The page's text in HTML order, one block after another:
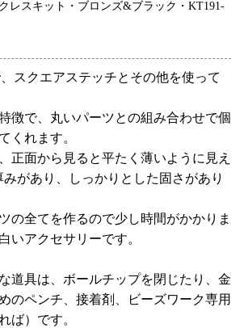
レスキット・ブロンズ&ブラック・KT191-
スクエアステッチとその他を使って
徴で、丸いパーツとの組み合わせで個
くれます。
正面から見ると平たく薄いように見え
みがあり、しっかりとした固さがあり
の全てを作るので少し時間がかかりま
いアクセサリーです。
道具は、ボールチップを閉じたり、金
のペンチ、接着剤、ビーズワーク専用
ば）です。